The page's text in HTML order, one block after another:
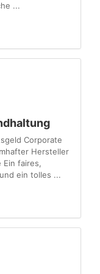
...
Corporate
Hersteller
faires,
ein tolles ...